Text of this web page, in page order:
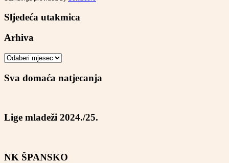
Sljedeća utakmica
Arhiva
Arhiva
Sva domaća natjecanja
Lige mladeži 2024./25.
NK ŠPANSKO